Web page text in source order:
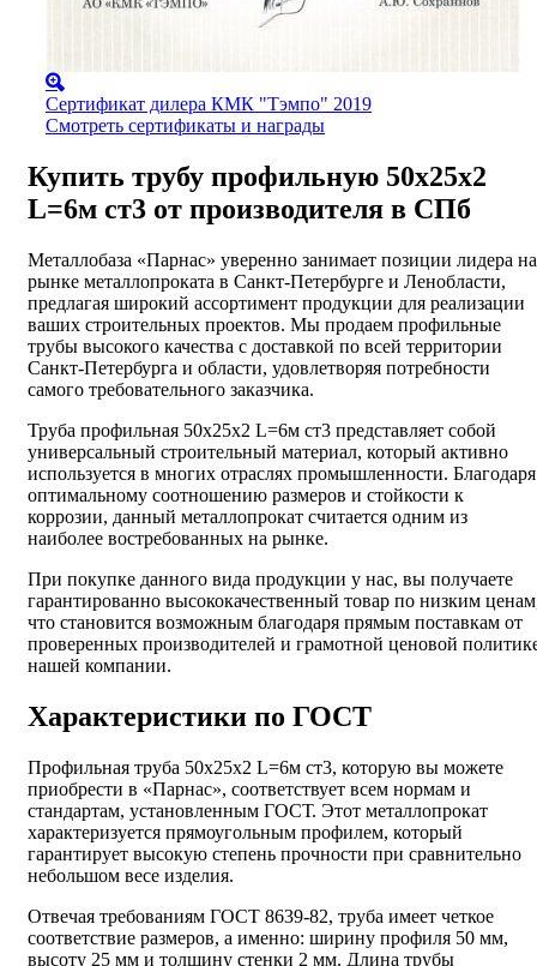
Сертификат дилера КМК "Тэмпо" 2019
Смотреть сертификаты и награды
Купить трубу профильную 50х25х2
L=6м ст3 от производителя в СПб
Металлобаза «Парнас» уверенно занимает позиции лидера на
рынке металлопроката в Санкт-Петербурге и Ленобласти,
предлагая широкий ассортимент продукции для реализации
ваших строительных проектов. Мы продаем профильные
трубы высокого качества с доставкой по всей территории
Санкт-Петербурга и области, удовлетворяя потребности
самого требовательного заказчика.
Труба профильная 50х25х2 L=6м ст3 представляет собой
универсальный строительный материал, который активно
используется в многих отраслях промышленности. Благодаря
оптимальному соотношению размеров и стойкости к
коррозии, данный металлопрокат считается одним из
наиболее востребованных на рынке.
При покупке данного вида продукции у нас, вы получаете
гарантированно высококачественный товар по низким
что становится возможным благодаря прямым поставкам от
проверенных производителей и грамотной ценовой
нашей компании.
Характеристики по ГОСТ
Профильная труба 50х25х2 L=6м ст3, которую вы можете
приобрести в «Парнас», соответствует всем нормам и
стандартам, установленным ГОСТ. Этот металлопрокат
характеризуется прямоугольным профилем, который
гарантирует высокую степень прочности при сравнительно
небольшом весе изделия.
Отвечая требованиям ГОСТ 8639-82, труба имеет четкое
соответствие размеров, а именно: ширину профиля 50 мм,
высоту 25 мм и толщину стенки 2 мм. Длина трубы